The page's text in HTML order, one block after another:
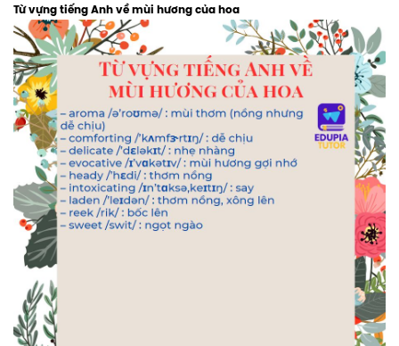
Từ vựng tiếng Anh về mùi hương của hoa